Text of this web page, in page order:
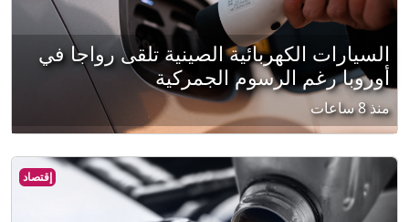
السيارات الكهربائية الصينية تلقى رواجا في
أوروبا رغم الرسوم الجمركية
منذ 8 ساعات
إقتصاد